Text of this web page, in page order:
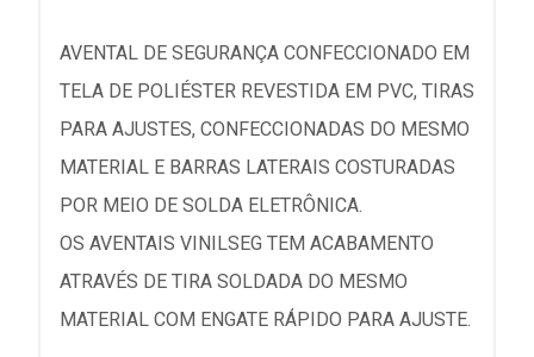
AVENTAL DE SEGURANÇA CONFECCIONADO EM
TELA DE POLIÉSTER REVESTIDA EM PVC, TIRAS
PARA AJUSTES, CONFECCIONADAS DO MESMO
MATERIAL E BARRAS LATERAIS COSTURADAS
POR MEIO DE SOLDA ELETRÔNICA.
OS AVENTAIS VINILSEG TEM ACABAMENTO
ATRAVÉS DE TIRA SOLDADA DO MESMO
MATERIAL COM ENGATE RÁPIDO PARA AJUSTE.